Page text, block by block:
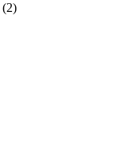
(2)